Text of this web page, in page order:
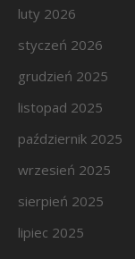
luty 2026
styczeń 2026
grudzień 2025
listopad 2025
październik 2025
wrzesień 2025
sierpień 2025
lipiec 2025